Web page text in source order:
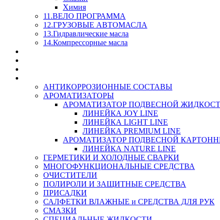
Химия
11.ВЕЛО ПРОГРАММА
12.ГРУЗОВЫЕ АВТОМАСЛА
13.Гидравлические масла
14.Компрессорные масла
АНТИКОРРОЗИОННЫЕ СОСТАВЫ
АРОМАТИЗАТОРЫ
АРОМАТИЗАТОР ПОДВЕСНОЙ
ЛИНЕЙКА JOY LINE
ЛИНЕЙКА LIGHT LINE
ЛИНЕЙКА PREMIUM LINE
АРОМАТИЗАТОР ПОДВЕСНОЙ
ЛИНЕЙКА NATURE LINE
ГЕРМЕТИКИ И ХОЛОДНЫЕ СВАРКИ
МНОГОФУНКЦИОНАЛЬНЫЕ СРЕДСТВА
ОЧИСТИТЕЛИ
ПОЛИРОЛИ И ЗАЩИТНЫЕ СРЕДСТВА
ПРИСАДКИ
САЛФЕТКИ ВЛАЖНЫЕ и СРЕДСТВА ДЛЯ РУК
СМАЗКИ